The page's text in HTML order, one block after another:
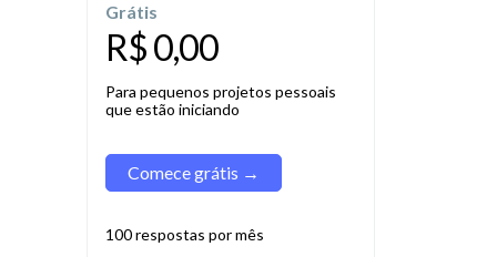
Grátis
R$ 0,00
Para pequenos projetos pessoais
que estão iniciando
Comece grátis →
100 respostas por mês